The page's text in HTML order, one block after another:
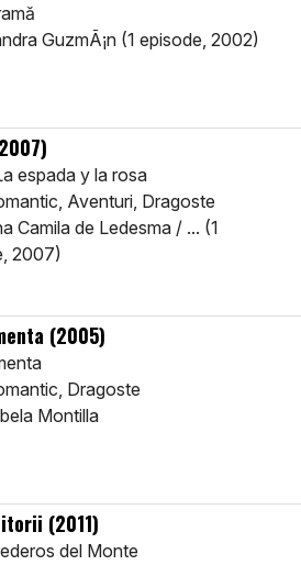
GuzmÃ¡n (1 episode, 2002)
espada y la rosa
Aventuri, Dragoste
Camila de Ledesma / ... (1
2007)
(2005)
Dragoste
Montilla
(2011)
del Monte